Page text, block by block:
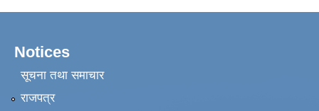
Notices
सूचना तथा समाचार
राजपत्र